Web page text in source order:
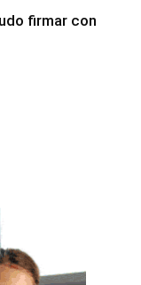
firmar con